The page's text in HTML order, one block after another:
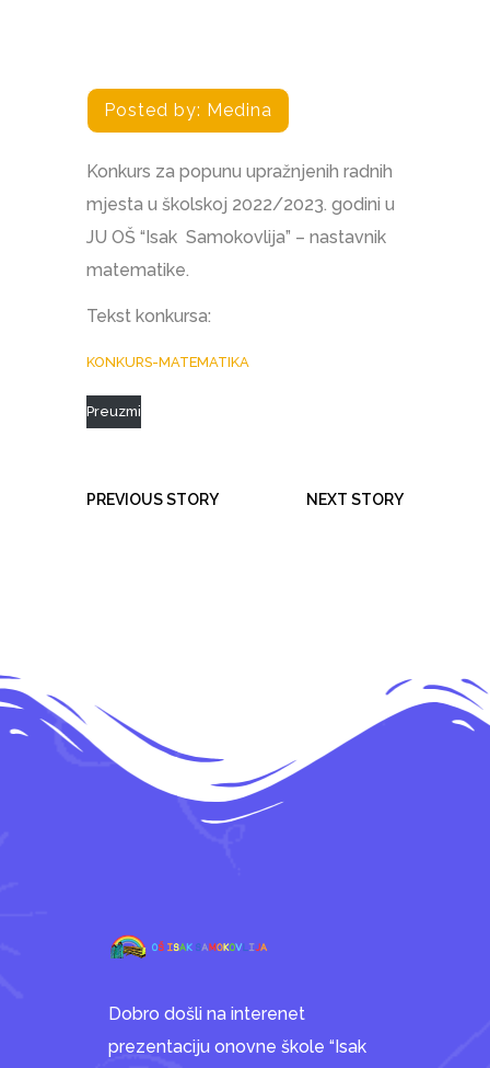
Posted by: Medina
Konkurs za popunu upražnjenih radnih
mjesta u školskoj 2022/2023. godini u
JU OŠ “Isak Samokovlija” – nastavnik
matematike.
Tekst konkursa:
KONKURS-MATEMATIKA
Preuzmi
PREVIOUS STORY NEXT STORY
Dobro došli na interenet
prezentaciju onovne škole “Isak